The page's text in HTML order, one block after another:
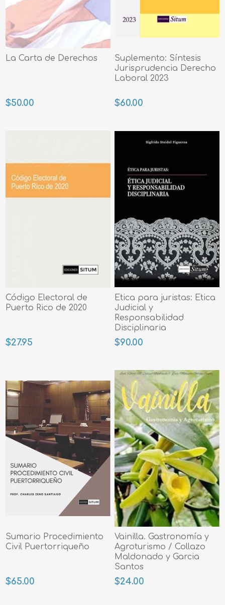
La Carta de Derechos
$50.00
Suplemento: Síntesis
Jurisprudencia Derecho
Laboral 2023
$60.00
Código Electoral de
Puerto Rico de 2020
$27.95
Etica para juristas: Etica
Judicial y
Responsabilidad
Disciplinaria
$90.00
Sumario Procedimiento
Civil Puertorriqueño
$65.00
Vainilla. Gastronomía y
Agroturismo / Collazo
Maldonado y Garcia
Santos
$24.00